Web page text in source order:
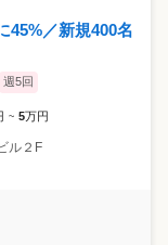
45%／新規400名
週5回
~ 5万円
ル２F